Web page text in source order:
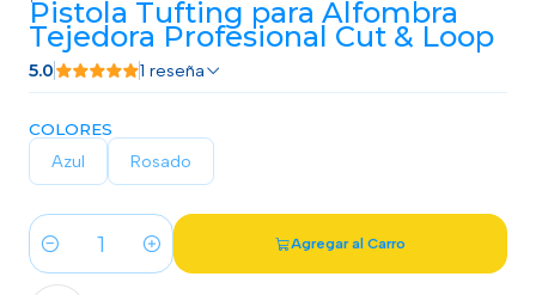
Pistola Tufting para Alfombra
Tejedora Profesional Cut & Loop
5.0 1 reseña
COLORES
Azul Rosado
Cantidad
Agregar al Carro